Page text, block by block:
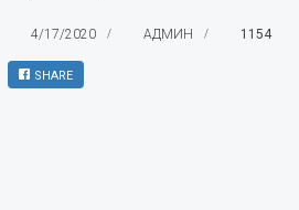
4/17/2020 АДМИН 1154
SHARE